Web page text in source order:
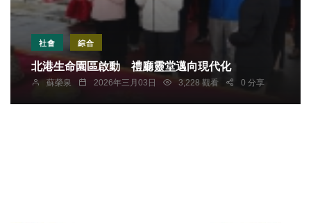
社會 綜合
北港生命園區啟動 禮廳靈堂邁向現代化
蘇榮泉 2026年三月03日 3,228 觀看 0 分享